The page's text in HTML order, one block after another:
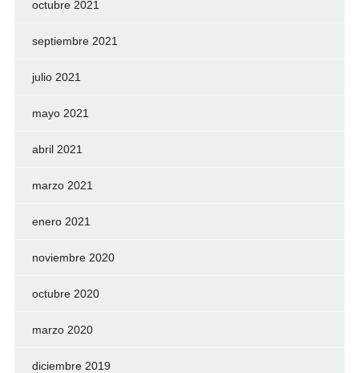
octubre 2021
septiembre 2021
julio 2021
mayo 2021
abril 2021
marzo 2021
enero 2021
noviembre 2020
octubre 2020
marzo 2020
diciembre 2019